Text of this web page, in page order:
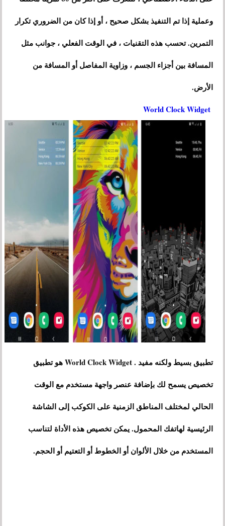
وعملية إذا تم التنفيذ بشكل صحيح ، أو إذا كان من الضروري تكرار
التمرين. تحسب هذه التقنيات ، في الوقت الفعلي ، جوانب مثل
المسافة بين أجزاء الجسم ، وزاوية المفاصل أو المسافة من
الأرض.
World Clock Widget
تطبيق بسيط ولكنه مفيد . World Clock Widget هو تطبيق
تخصيص يسمح لك بإضافة عنصر واجهة مستخدم مع الوقت
الحالي لمختلف المناطق الزمنية على الكوكب إلى الشاشة
الرئيسية لهاتفك المحمول. يمكن تخصيص هذه الأداة لتناسب
المستخدم من خلال الألوان أو الخطوط أو التعتيم أو الحجم.